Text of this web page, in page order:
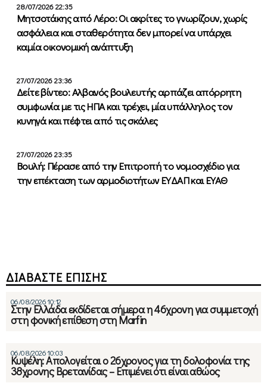
28/07/2026 22:35
Μητσοτάκης από Λέρο: Οι ακρίτες το γνωρίζουν, χωρίς
ασφάλεια και σταθερότητα δεν μπορεί να υπάρχει
καμία οικονομική ανάπτυξη
27/07/2026 23:36
Δείτε βίντεο: Αλβανός βουλευτής αρπάζει απόρρητη
συμφωνία με τις ΗΠΑ και τρέχει, μία υπάλληλος τον
κυνηγά και πέφτει από τις σκάλες
27/07/2026 23:35
Βουλή: Πέρασε από την Επιτροπή το νομοσχέδιο για
την επέκταση των αρμοδιοτήτων ΕΥΔΑΠ και ΕΥΑΘ
ΔΙΑΒΑΣΤΕ ΕΠΙΣΗΣ
06/08/2026 10:12
Στην Ελλάδα εκδίδεται σήμερα η 46χρονη για συμμετοχή
στη φονική επίθεση στη Marfin
06/08/2026 10:03
Κυψέλη: Απολογείται ο 26χρονος για τη δολοφονία της
38χρονης Βρετανίδας – Επιμένει ότι είναι αθώος